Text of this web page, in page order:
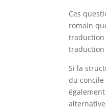
Ces
romain
traduction
traduction
Si la
du